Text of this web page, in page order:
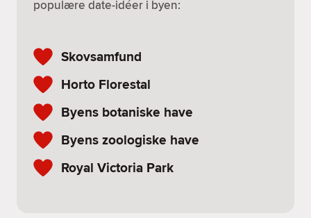
populære date-idéer i byen:
Skovsamfund
Horto Florestal
Byens botaniske have
Byens zoologiske have
Royal Victoria Park